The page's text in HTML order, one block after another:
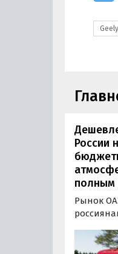
Geely
России
полным
Рынок